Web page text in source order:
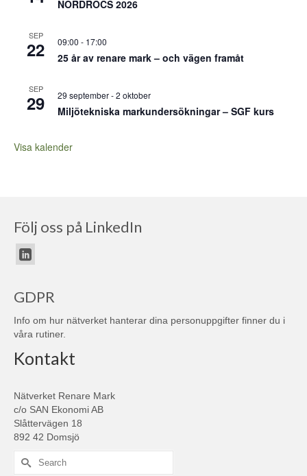
NORDROCS 2026
SEP
22 09:00 - 17:00
25 år av renare mark – och vägen framåt
SEP
29 29 september-2 oktober
Miljötekniska markundersökningar – SGF kurs
Visa kalender
Följ oss på LinkedIn
GDPR
Info om hur nätverket hanterar dina personuppgifter finner du i
våra rutiner.
Kontakt
Nätverket Renare Mark
c/o SAN Ekonomi AB
Slåttervägen 18
892 42 Domsjö
Search
for: